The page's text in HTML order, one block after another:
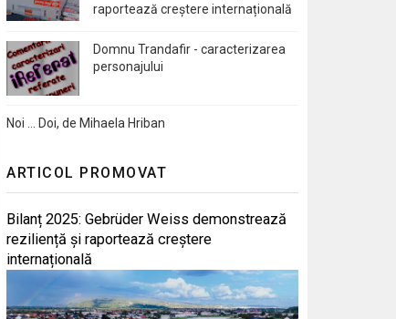
raportează creștere internațională
Domnu Trandafir - caracterizarea
personajului
Noi … Doi, de Mihaela Hriban
ARTICOL PROMOVAT
Bilanț 2025: Gebrüder Weiss demonstrează
reziliență și raportează creștere
internațională